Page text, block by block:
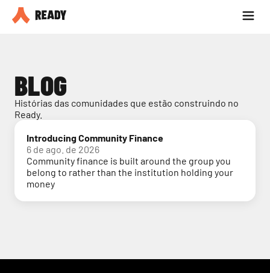
Seja parceiro
BLOG
Histórias das comunidades que estão construindo no
Ready.
Introducing Community Finance
6 de ago. de 2026
Community finance is built around the group you
belong to rather than the institution holding your
money